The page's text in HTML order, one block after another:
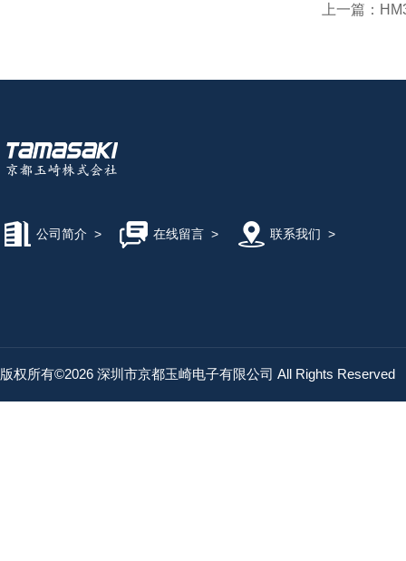
上一篇：
公司简介 > 在线留言> 联系我们 >
版权所有©2026 深圳市京都玉崎电子有限公司 All Rights Reserved